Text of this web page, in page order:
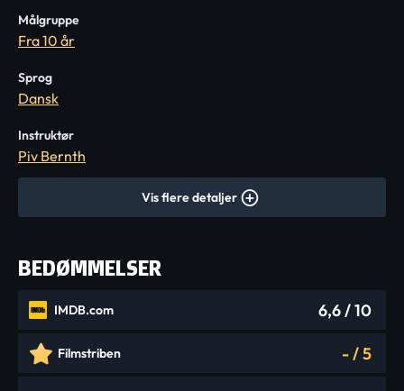
Målgruppe
Fra 10 år
Sprog
Dansk
Instruktør
Piv Bernth
Vis flere detaljer
BEDØMMELSER
IMDB.com 6,6/ 10
Filmstriben -/5